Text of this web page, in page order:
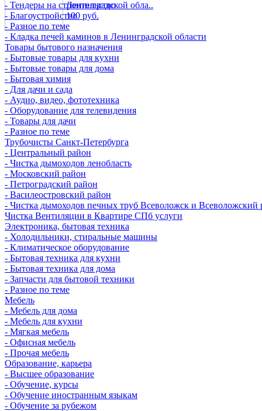
Ленинградской обла..
100 руб.
- Тендеры на строительство
- Благоустройство
- Разное по теме
- Кладка печей каминов в Ленинградской области
Товары бытового назначения
- Бытовые товары для кухни
- Бытовые товары для дома
- Бытовая химия
- Для дачи и сада
- Аудио, видео, фототехника
- Оборудование для телевидения
- Товары для дачи
- Разное по теме
Трубочисты Санкт-Петербурга
- Центральный район
- Чистка дымоходов ленобласть
- Московский район
- Петроградский район
- Василеостровский район
- Чистка дымоходов печных труб Всеволожск и Всеволожский
Чистка Вентиляции в Квартире СПб услуги
Электроника, бытовая техника
- Холодильники, стиральные машины
- Климатическое оборудование
- Бытовая техника для кухни
- Бытовая техника для дома
- Запчасти для бытовой техники
- Разное по теме
Мебель
- Мебель для дома
- Мебель для кухни
- Мягкая мебель
- Офисная мебель
- Прочая мебель
Образование, карьера
- Высшее образование
- Обучение, курсы
- Обучение иностранным языкам
- Обучение за рубежом